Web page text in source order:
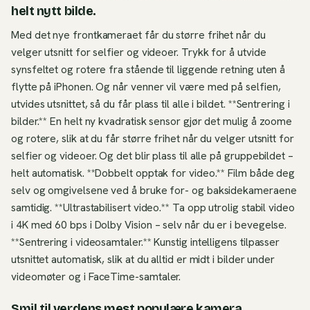
helt nytt bilde.
Med det nye frontkameraet får du større frihet når du
velger utsnitt for selfier og videoer. Trykk for å utvide
synsfeltet og rotere fra stående til liggende retning uten å
flytte på iPhonen. Og når venner vil være med på selfien,
utvides utsnittet, så du får plass til alle i bildet. **Sentrering i
bilder.** En helt ny kvadratisk sensor gjør det mulig å zoome
og rotere, slik at du får større frihet når du velger utsnitt for
selfier og videoer. Og det blir plass til alle på gruppebildet –
helt automatisk. **Dobbelt opptak for video.** Film både deg
selv og omgivelsene ved å bruke for- og baksidekameraene
samtidig. **Ultrastabilisert video.** Ta opp utrolig stabil video
i 4K med 60 bps i Dolby Vision – selv når du er i bevegelse.
**Sentrering i videosamtaler.** Kunstig intelligens tilpasser
utsnittet automatisk, slik at du alltid er midt i bilder under
videomøter og i FaceTime-samtaler.